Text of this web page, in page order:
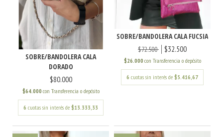
SOBRE/BANDOLERA CALA
DORADO
$80.000
$64.000 con Transferencia o depósito
6 cuotas sin interés de $13.333,33
SOBRE/BANDOLERA CALA FUCSIA
$72.500 $32.500
$26.000 con Transferencia o depósito
6 cuotas sin interés de $5.416,67